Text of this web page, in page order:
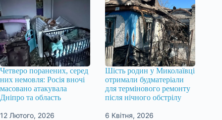
Четверо поранених, серед
них немовля: Росія вночі
масовано атакувала
Дніпро та область
12 Лютого, 2026
Шість родин у Миколаївці
отримали будматеріали
для термінового ремонту
після нічного обстрілу
6 Квітня, 2026